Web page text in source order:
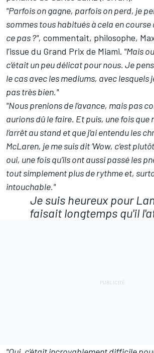
"Parfois on gagne, parfois on perd, je
sommes tous habitués à cela en course
ce pas ?", commentait, philosophe,
l’issue du Grand Prix de Miami. "Mais
c’était un peu délicat pour nous. Je
le cas avec les mediums, avec lesquels
pas très bien."
"Nous prenions de l’avance, mais pas
aurions dû le faire. Et puis, une fois que
l’arrêt au stand et que j’ai entendu les
McLaren, je me suis dit ‘Wow, c’est
oui, une fois qu’ils ont aussi passé les
tout simplement plus de rythme et,
intouchable."
Je suis heureux pour
faisait longtemps qu'il